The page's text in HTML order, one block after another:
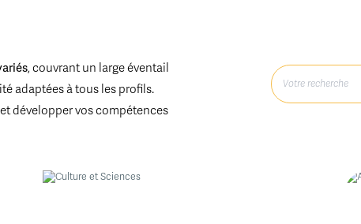
, couvrant un large éventail
adaptées à tous les profils.
développer vos compétences